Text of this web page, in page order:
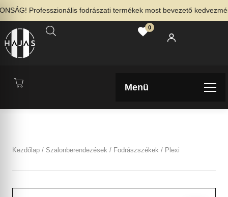
Professzionális fodrászati termékek most bevezető
0
Menü
Kezdőlap / Szalonberendezések / Fodrászszékek / Plexi